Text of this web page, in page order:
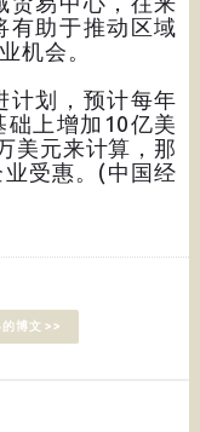
有助于推动区域
机会。
划，预计每年
础上增加10亿美
美元来计算，那
受惠。(中国经
博文 >>